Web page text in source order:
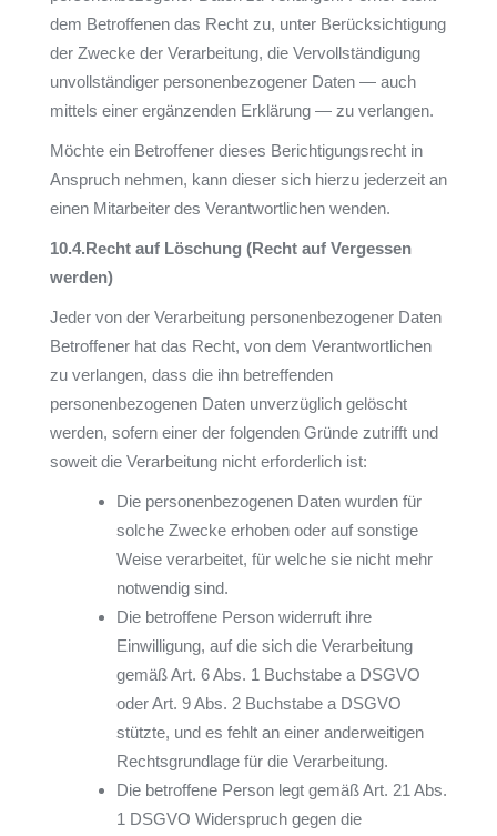
dem Betroffenen das Recht zu, unter Berücksichtigung
der Zwecke der Verarbeitung, die Vervollständigung
unvollständiger personenbezogener Daten — auch
mittels einer ergänzenden Erklärung — zu verlangen.
Möchte ein Betroffener dieses Berichtigungsrecht in
Anspruch nehmen, kann dieser sich hierzu jederzeit an
einen Mitarbeiter des Verantwortlichen wenden.
10.4.Recht auf Löschung (Recht auf Vergessen
werden)
Jeder von der Verarbeitung personenbezogener Daten
Betroffener hat das Recht, von dem Verantwortlichen
zu verlangen, dass die ihn betreffenden
personenbezogenen Daten unverzüglich gelöscht
werden, sofern einer der folgenden Gründe zutrifft und
soweit die Verarbeitung nicht erforderlich ist:
Die personenbezogenen Daten wurden für
solche Zwecke erhoben oder auf sonstige
Weise verarbeitet, für welche sie nicht mehr
notwendig sind.
Die betroffene Person widerruft ihre
Einwilligung, auf die sich die Verarbeitung
gemäß Art. 6 Abs. 1 Buchstabe a DSGVO
oder Art. 9 Abs. 2 Buchstabe a DSGVO
stützte, und es fehlt an einer anderweitigen
Rechtsgrundlage für die Verarbeitung.
Die betroffene Person legt gemäß Art. 21 Abs.
1 DSGVO Widerspruch gegen die